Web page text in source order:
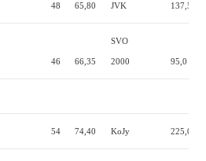
48 65,80 JVK 137,5
46 66,35
SVO
2000 95,0
54 74,40 KoJy 225,0